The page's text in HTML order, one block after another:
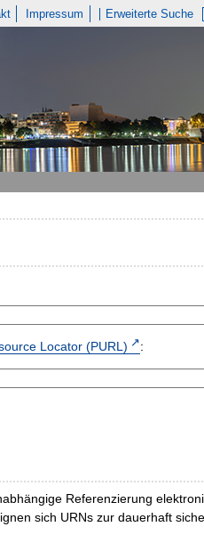
Impressum Erweiterte Suche
Locator (PURL) :
Referenzierung
sich URNs zur dauerhaft